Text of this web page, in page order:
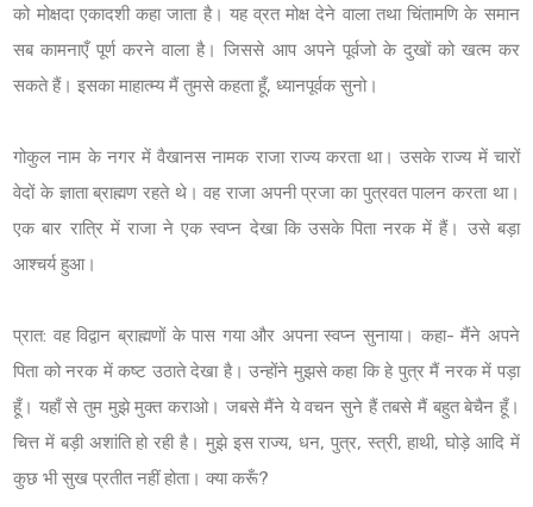
को मोक्षदा एकादशी कहा जाता है। यह व्रत मोक्ष देने वाला तथा चिंतामणि के समान
सब कामनाएँ पूर्ण करने वाला है। जिससे आप अपने पूर्वजो के दुखों को खत्म कर
सकते हैं। इसका माहात्म्य मैं तुमसे कहता हूँ, ध्यानपूर्वक सुनो।
गोकुल नाम के नगर में वैखानस नामक राजा राज्य करता था। उसके राज्य में चारों
वेदों के ज्ञाता ब्राह्मण रहते थे। वह राजा अपनी प्रजा का पुत्रवत पालन करता था।
एक बार रात्रि में राजा ने एक स्वप्न देखा कि उसके पिता नरक में हैं। उसे बड़ा
आश्चर्य हुआ।
प्रात: वह विद्वान ब्राह्मणों के पास गया और अपना स्वप्न सुनाया। कहा- मैंने अपने
पिता को नरक में कष्ट उठाते देखा है। उन्होंने मुझसे कहा कि हे पुत्र मैं नरक में पड़ा
हूँ। यहाँ से तुम मुझे मुक्त कराओ। जबसे मैंने ये वचन सुने हैं तबसे मैं बहुत बेचैन हूँ।
चित्त में बड़ी अशांति हो रही है। मुझे इस राज्य, धन, पुत्र, स्त्री, हाथी, घोड़े आदि में
कुछ भी सुख प्रतीत नहीं होता। क्या करूँ?